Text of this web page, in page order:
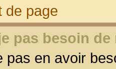
de page
pas besoin
pas en avoir